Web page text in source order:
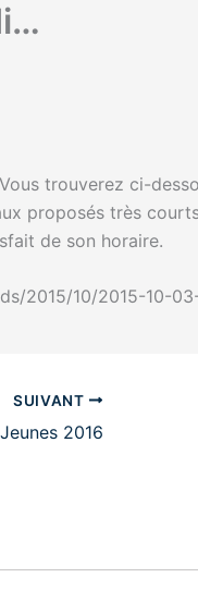
trouverez ci-
proposés très
de son horaire.
2015/10/2015-10-
SUIVANT
2016